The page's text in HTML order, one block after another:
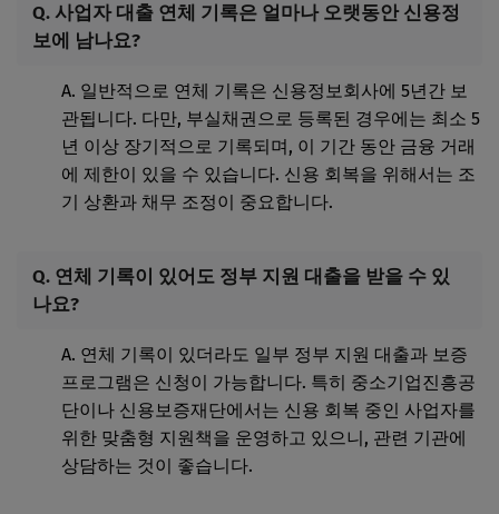
Q. 사업자 대출 연체 기록은 얼마나 오랫동안 신용정
보에 남나요?
A. 일반적으로 연체 기록은 신용정보회사에 5년간 보
관됩니다. 다만, 부실채권으로 등록된 경우에는 최소 5
년 이상 장기적으로 기록되며, 이 기간 동안 금융 거래
에 제한이 있을 수 있습니다. 신용 회복을 위해서는 조
기 상환과 채무 조정이 중요합니다.
Q. 연체 기록이 있어도 정부 지원 대출을 받을 수 있
나요?
A. 연체 기록이 있더라도 일부 정부 지원 대출과 보증
프로그램은 신청이 가능합니다. 특히 중소기업진흥공
단이나 신용보증재단에서는 신용 회복 중인 사업자를
위한 맞춤형 지원책을 운영하고 있으니, 관련 기관에
상담하는 것이 좋습니다.